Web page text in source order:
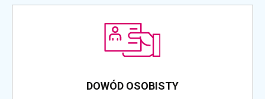
DOWÓD OSOBISTY